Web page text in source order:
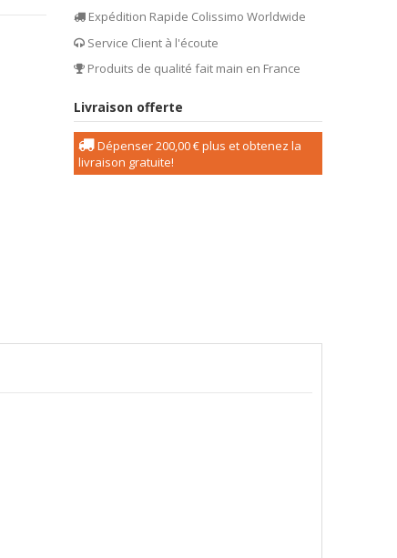
Expédition Rapide Colissimo Worldwide
Service Client à l'écoute
Produits de qualité fait main en France
Livraison offerte
Dépenser200,00 €plus et obtenez la
livraison gratuite!